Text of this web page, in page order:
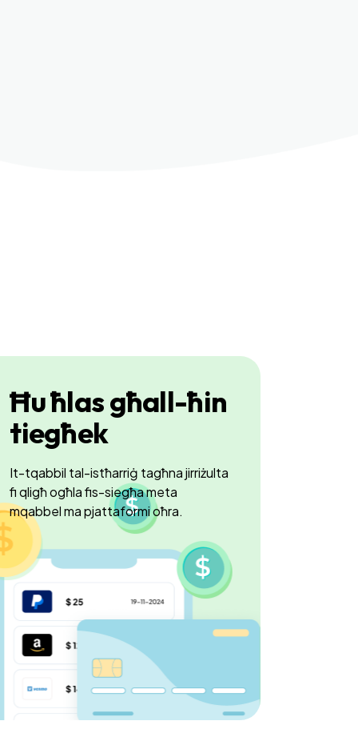
Ħu ħlas għall-ħin
tiegħek
It-tqabbil tal-istħarriġ tagħna jirriżulta
fi qligħ ogħla fis-siegħa meta
mqabbel ma pjattaformi oħra.